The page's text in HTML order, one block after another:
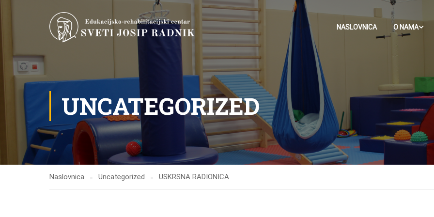
NASLOVNICA O NAMA
UNCATEGORIZED
Naslovnica Uncategorized USKRSNA RADIONICA